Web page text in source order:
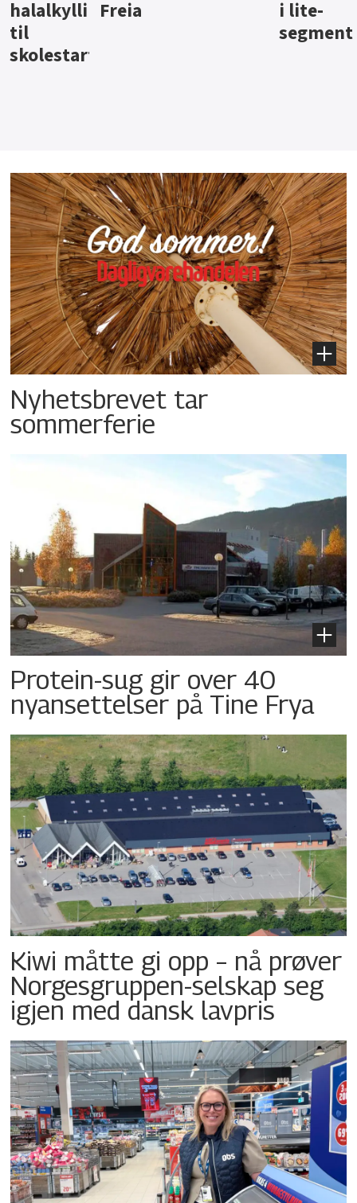
i lite-
Nyhetsbrevet tar
sommerferie
Protein-sug gir over 40
nyansettelser på Tine Frya
Kiwi måtte gi opp – nå prøver
Norgesgruppen-selskap seg
igjen med dansk lavpris